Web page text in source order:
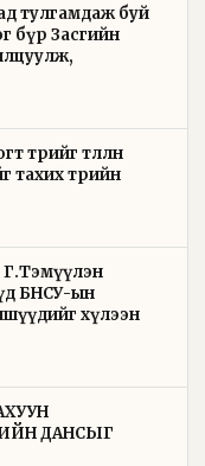
тулгамдаж буй
бүр Засгийн
төлөөлөн
тахих төрийн
БНСУ-ын
хүлээн
ДАНСЫГ